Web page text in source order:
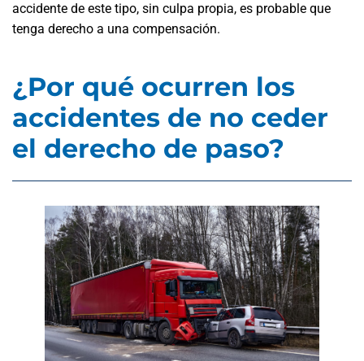
accidente de este tipo, sin culpa propia, es probable que
tenga derecho a una compensación.
¿Por qué ocurren los
accidentes de no ceder
el derecho de paso?